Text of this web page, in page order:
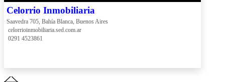
Celorrio Inmobiliaria
Saavedra 705, Bahía Blanca, Buenos Aires
celorrioinmobiliaria.sed.com.ar
0291 4523861